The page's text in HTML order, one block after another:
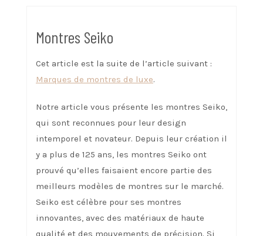
Montres Seiko
Cet article est la suite de l’article suivant :
Marques de montres de luxe.
Notre article vous présente les montres Seiko,
qui sont reconnues pour leur design
intemporel et novateur. Depuis leur création il
y a plus de 125 ans, les montres Seiko ont
prouvé qu’elles faisaient encore partie des
meilleurs modèles de montres sur le marché.
Seiko est célèbre pour ses montres
innovantes, avec des matériaux de haute
qualité et des mouvements de précision. Si